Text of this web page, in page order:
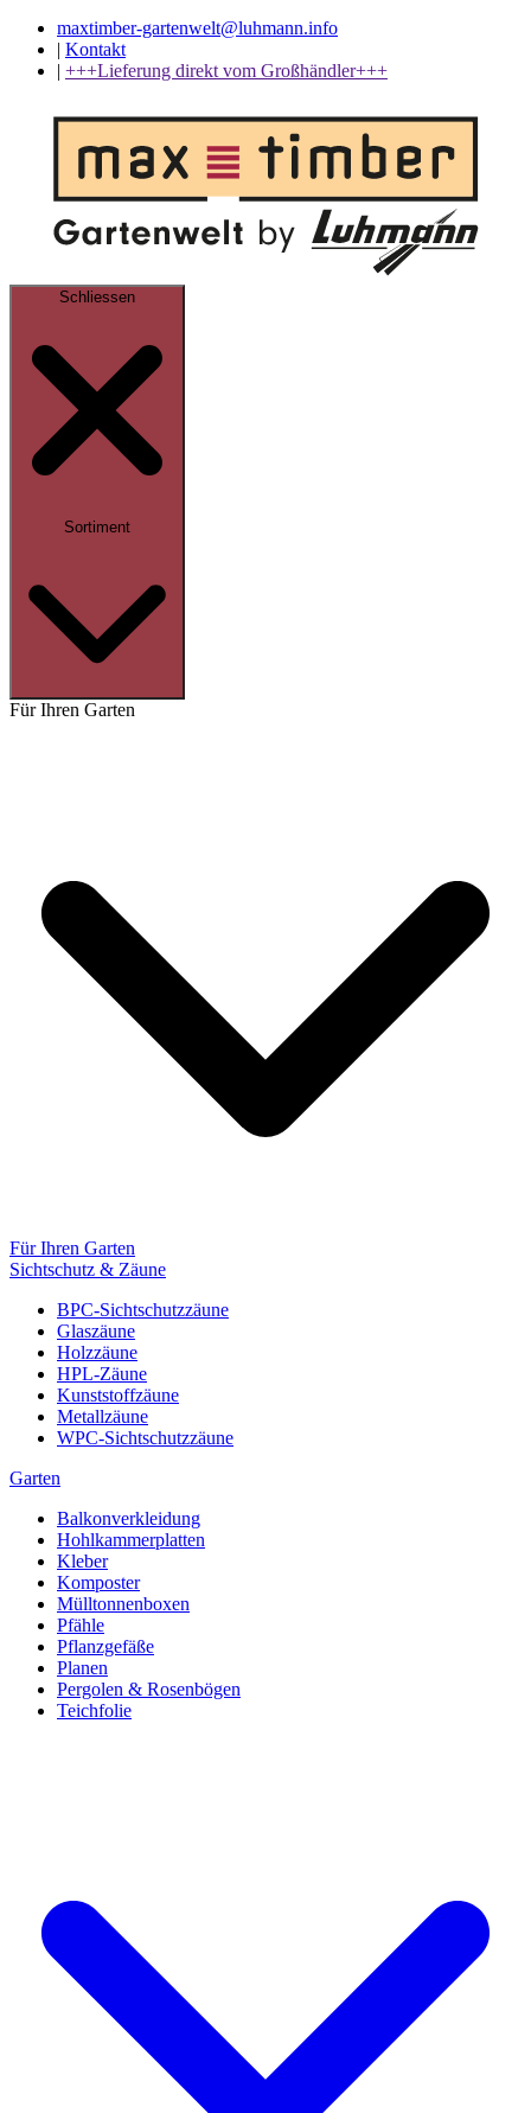
maxtimber-gartenwelt@luhmann.info
| Kontakt
| +++Lieferung direkt vom Großhändler+++
Schliessen
Sortiment
Für Ihren Garten
Für Ihren Garten
Sichtschutz & Zäune
BPC-Sichtschutzzäune
Glaszäune
Holzzäune
HPL-Zäune
Kunststoffzäune
Metallzäune
WPC-Sichtschutzzäune
Garten
Balkonverkleidung
Hohlkammerplatten
Kleber
Komposter
Mülltonnenboxen
Pfähle
Pflanzgefäße
Planen
Pergolen & Rosenbögen
Teichfolie